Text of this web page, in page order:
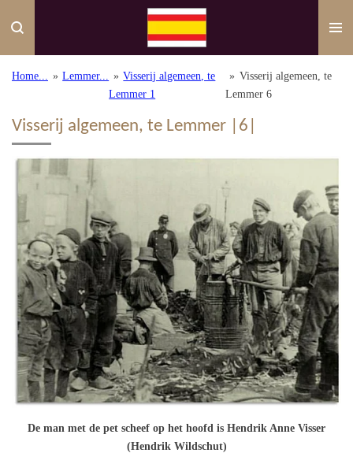
direct
de
Home... » Lemmer... » Visserij algemeen, te
Lemmer 1
» Visserij algemeen, te
Lemmer 6
Visserij algemeen, te Lemmer |6|
De man met de pet scheef op het hoofd is Hendrik Anne Visser
(Hendrik Wildschut)